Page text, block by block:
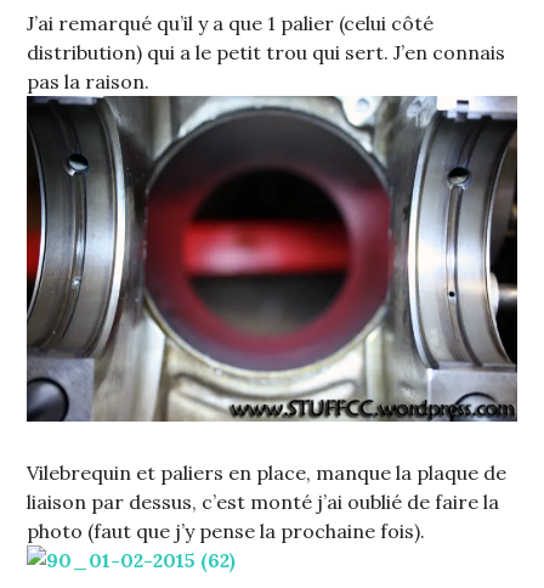
J’ai remarqué qu’il y a que 1 palier (celui côté
distribution) qui a le petit trou qui sert. J’en connais
pas la raison.
Vilebrequin et paliers en place, manque la plaque de
liaison par dessus, c’est monté j’ai oublié de faire la
photo (faut que j’y pense la prochaine fois).